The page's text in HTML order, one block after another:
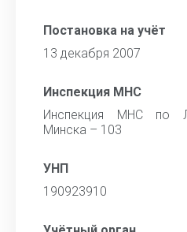
Постановка на учёт
13 декабря 2007
Инспекция МНС
Инспекция МНС по
Минска – 103
УНП
190923910